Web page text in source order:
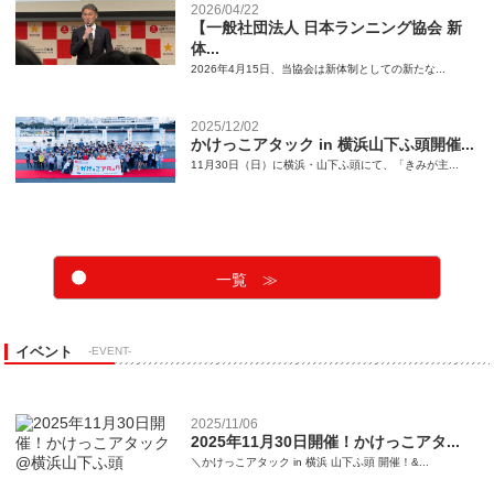
2026/04/22
【一般社団法人 日本ランニング協会 新
体...
2026年4月15日、当協会は新体制としての新たな...
2025/12/02
かけっこアタック in 横浜山下ふ頭開催...
11月30日（日）に横浜・山下ふ頭にて、「きみが主...
一覧 ≫
イベント -EVENT-
2025/11/06
2025年11月30日開催！かけっこアタ...
＼かけっこアタック in 横浜 山下ふ頭 開催！&...